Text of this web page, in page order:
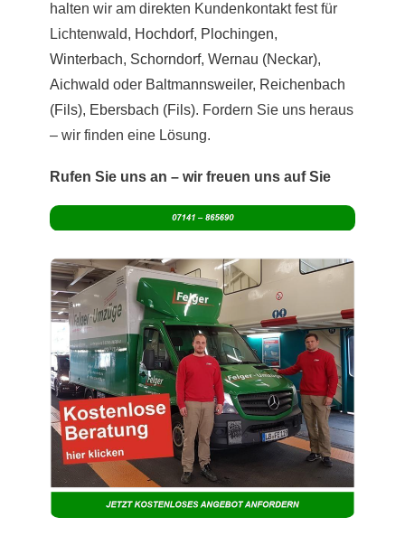
halten wir am direkten Kundenkontakt fest für
Lichtenwald, Hochdorf, Plochingen,
Winterbach, Schorndorf, Wernau (Neckar),
Aichwald oder Baltmannsweiler, Reichenbach
(Fils), Ebersbach (Fils). Fordern Sie uns heraus
– wir finden eine Lösung.
Rufen Sie uns an – wir freuen uns auf Sie